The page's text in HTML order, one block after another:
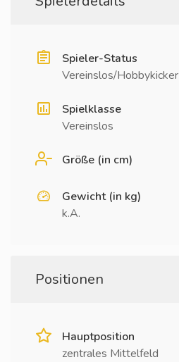
Spieler-Status
Vereinslos/Hobbykicker
Spielklasse
Vereinslos
Größe (in cm)
Gewicht (in kg)
k.A.
Positionen
Hauptposition
zentrales Mittelfeld